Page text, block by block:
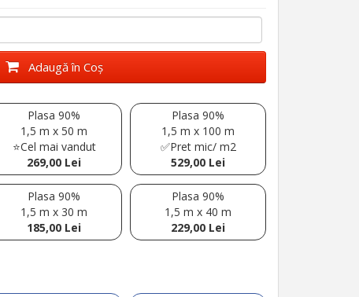
Adaugă în Coş
Plasa 90%
1,5 m x 50 m
⭐Cel mai vandut
269,00 Lei
Plasa 90%
1,5 m x 100 m
✅Pret mic/ m2
529,00 Lei
Plasa 90%
1,5 m x 30 m
185,00 Lei
Plasa 90%
1,5 m x 40 m
229,00 Lei